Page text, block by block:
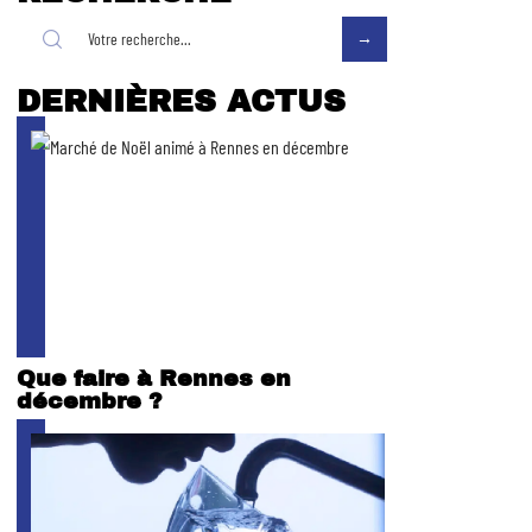
DERNIÈRES ACTUS
Que faire à Rennes en
décembre ?